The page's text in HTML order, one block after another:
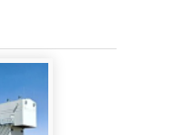
ORBITER
PÔLES DU